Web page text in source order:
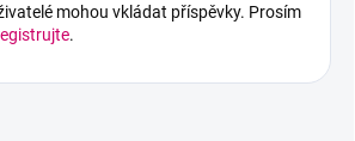
mohou vkládat příspěvky. Prosím
.